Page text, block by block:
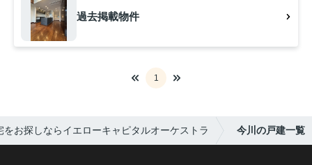
過去掲載物件
1
をお探しならイエローキャピタルオーケストラ 今川の戸建一覧